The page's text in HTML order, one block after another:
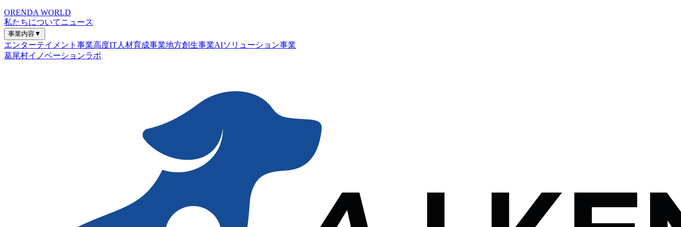
ORENDA WORLD
私たちについてニュース
事業内容▼
エンターテイメント事業高度IT人材育成事業地方創生事業AIソリューション事業
葛尾村イノベーションラボ